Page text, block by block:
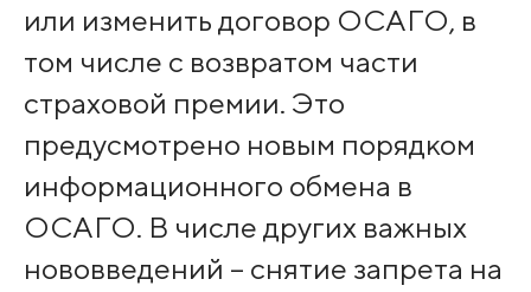
или изменить договор ОСАГО, в
том числе с возвратом части
страховой премии. Это
предусмотрено новым порядком
информационного обмена в
ОСАГО. В числе других важных
нововведений – снятие запрета на